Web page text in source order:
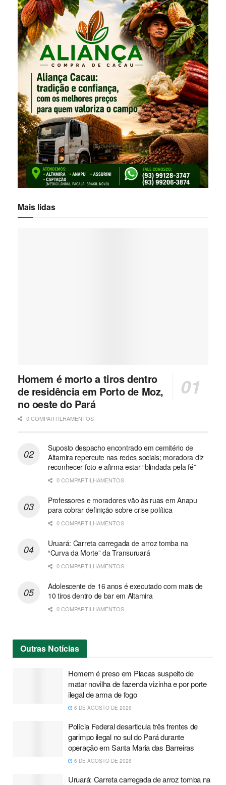
Mais lidas
Homem é morto a tiros dentro
de residência em Porto de Moz,
no oeste do Pará
0 COMPARTILHAMENTOS
Suposto despacho encontrado em cemitério de
Altamira repercute nas redes sociais; moradora diz
reconhecer foto e afirma estar “blindada pela fé”
0 COMPARTILHAMENTOS
Professores e moradores vão às ruas em Anapu
para cobrar definição sobre crise política
0 COMPARTILHAMENTOS
Uruará: Carreta carregada de arroz tomba na
“Curva da Morte” da Transuruará
0 COMPARTILHAMENTOS
Adolescente de 16 anos é executado com mais de
10 tiros dentro de bar em Altamira
0 COMPARTILHAMENTOS
Outras Notícias
Homem é preso em Placas suspeito de
matar novilha de fazenda vizinha e por porte
ilegal de arma de fogo
6 DE AGOSTO DE 2026
Polícia Federal desarticula três frentes de
garimpo ilegal no sul do Pará durante
operação em Santa Maria das Barreiras
6 DE AGOSTO DE 2026
Uruará: Carreta carregada de arroz tomba na